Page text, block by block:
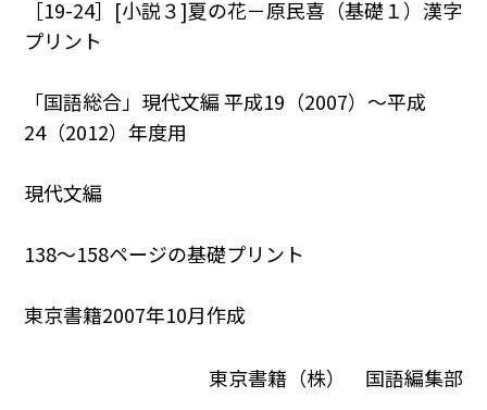
［19-24］[小説３]夏の花－原民喜（基礎１）漢字
プリント
「国語総合」現代文編 平成19（2007）～平成
24（2012）年度用
現代文編
138～158ページの基礎プリント
東京書籍2007年10月作成
東京書籍（株） 国語編集部